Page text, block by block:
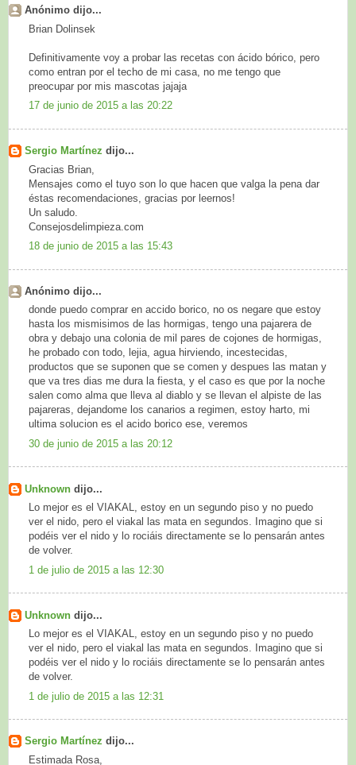
Anónimo dijo...
Brian Dolinsek
Definitivamente voy a probar las recetas con ácido bórico, pero
como entran por el techo de mi casa, no me tengo que
preocupar por mis mascotas jajaja
17 de junio de 2015 a las 20:22
Sergio Martínez dijo...
Gracias Brian,
Mensajes como el tuyo son lo que hacen que valga la pena dar
éstas recomendaciones, gracias por leernos!
Un saludo.
Consejosdelimpieza.com
18 de junio de 2015 a las 15:43
Anónimo dijo...
donde puedo comprar en accido borico, no os negare que estoy
hasta los mismisimos de las hormigas, tengo una pajarera de
obra y debajo una colonia de mil pares de cojones de hormigas,
he probado con todo, lejia, agua hirviendo, incestecidas,
productos que se suponen que se comen y despues las matan y
que va tres dias me dura la fiesta, y el caso es que por la noche
salen como alma que lleva al diablo y se llevan el alpiste de las
pajareras, dejandome los canarios a regimen, estoy harto, mi
ultima solucion es el acido borico ese, veremos
30 de junio de 2015 a las 20:12
Unknown dijo...
Lo mejor es el VIAKAL, estoy en un segundo piso y no puedo
ver el nido, pero el viakal las mata en segundos. Imagino que si
podéis ver el nido y lo rociáis directamente se lo pensarán antes
de volver.
1 de julio de 2015 a las 12:30
Unknown dijo...
Lo mejor es el VIAKAL, estoy en un segundo piso y no puedo
ver el nido, pero el viakal las mata en segundos. Imagino que si
podéis ver el nido y lo rociáis directamente se lo pensarán antes
de volver.
1 de julio de 2015 a las 12:31
Sergio Martínez dijo...
Estimada Rosa,